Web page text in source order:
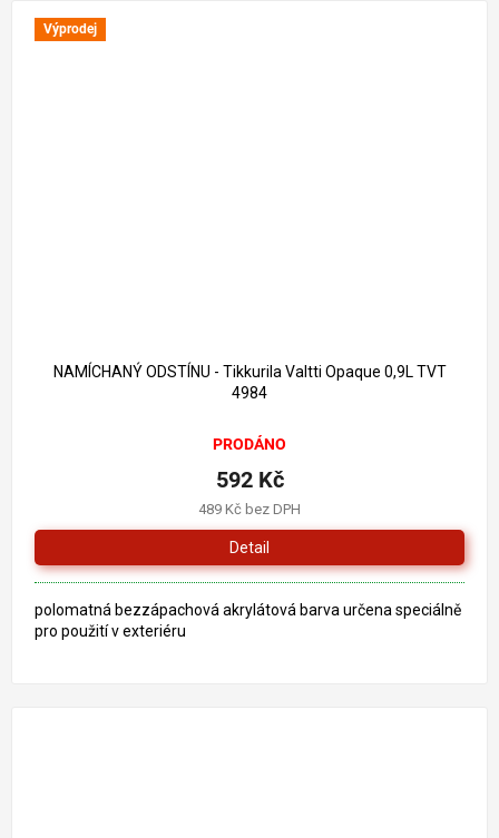
Výprodej
NAMÍCHANÝ ODSTÍNU - Tikkurila Valtti Opaque 0,9L TVT
4984
PRODÁNO
489 Kč bez DPH
592 Kč
Detail
polomatná bezzápachová akrylátová barva určena speciálně
pro použití v exteriéru